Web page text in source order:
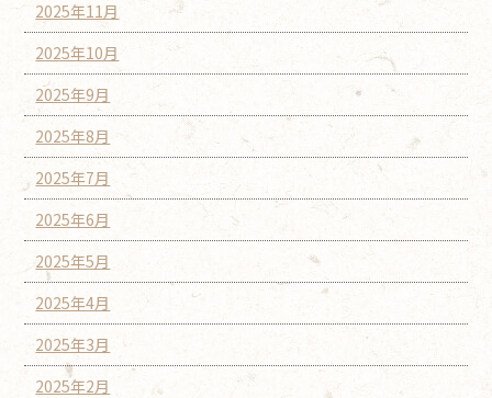
2025年11月
2025年10月
2025年9月
2025年8月
2025年7月
2025年6月
2025年5月
2025年4月
2025年3月
2025年2月